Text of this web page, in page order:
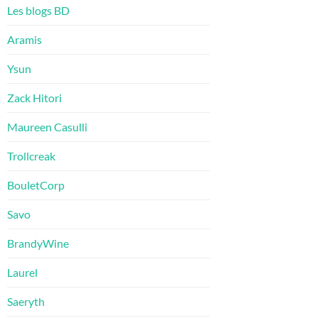
Les blogs BD
Aramis
Ysun
Zack Hitori
Maureen Casulli
Trollcreak
BouletCorp
Savo
BrandyWine
Laurel
Saeryth